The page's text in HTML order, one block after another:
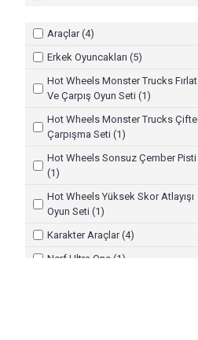
Araçlar (4)
Erkek Oyuncakları (5)
Hot Wheels Monster Trucks Fırlat
Ve Çarpış Oyun Seti (1)
Hot Wheels Monster Trucks Çifte
Çarpışma Seti (1)
Hot Wheels Sonsuz Çember Pisti
(1)
Hot Wheels Yüksek Skor Atlayışı
Oyun Seti (1)
Karakter Araçlar (4)
Nerf Ultra One (1)